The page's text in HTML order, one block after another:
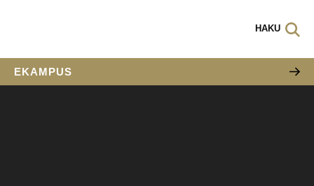
HAKU
EKAMPUS